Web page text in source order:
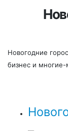
Новогодние
бизнес и многие-